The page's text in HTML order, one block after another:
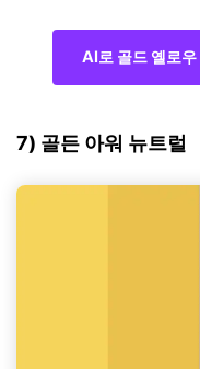
AI로 골드 옐로우
7) 골든 아워 뉴트럴